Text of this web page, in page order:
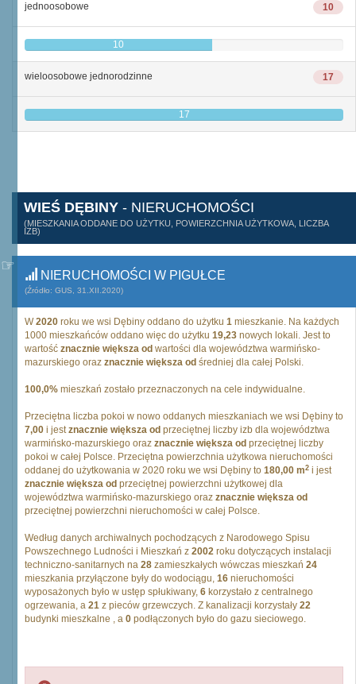
10
jednoosobowe
10
17
wieloosobowe jednorodzinne
17
WIEŚ DĘBINY - NIERUCHOMOŚCI
(MIESZKANIA ODDANE DO UŻYTKU, POWIERZCHNIA UŻYTKOWA, LICZBA
IZB)
NIERUCHOMOŚCI W PIGUŁCE
(Źródło: GUS, 31.XII.2020)
W2020 roku we wsi Dębiny oddano do użytku 1 mieszkanie. Na każdych
1000 mieszkańców oddano więc do użytku 19,23 nowych lokali. Jest to
wartość znacznie większa od wartości dla województwa warmińsko-
mazurskiego oraz znacznie większa od średniej dla całej Polski.
100,0% mieszkań zostało przeznaczonych na cele indywidualne.
Przeciętna liczba pokoi w nowo oddanych mieszkaniach we wsi Dębiny to
7,00 i jestznacznie większa od przeciętnej liczby izb dla województwa
warmińsko-mazurskiego oraz znacznie większa od przeciętnej liczby
pokoi w całej Polsce. Przeciętna powierzchnia użytkowa nieruchomości
oddanej do użytkowania w 2020 roku we wsi Dębiny to 180,00 m2 i jest
znacznie większa od przeciętnej powierzchni użytkowej dla
województwa warmińsko-mazurskiego oraz znacznie większa od
przeciętnej powierzchni nieruchomości w całej Polsce.
Według danych archiwalnych pochodzących z Narodowego Spisu
Powszechnego Ludności i Mieszkań z 2002 roku dotyczących instalacji
techniczno-sanitarnych na 28 zamieszkałych wówczas mieszkań 24
mieszkania przyłączone były do wodociągu, 16 nieruchomości
wyposażonych było w ustęp spłukiwany, 6 korzystało z centralnego
ogrzewania, a 21 z pieców grzewczych. Z kanalizacji korzystały 22
budynki mieszkalne , a 0 podłączonych było do gazu sieciowego.